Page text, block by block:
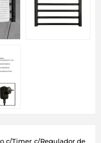
c/Timer c/Regulador de